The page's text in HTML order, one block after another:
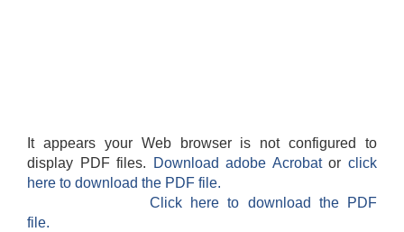
It appears your Web browser is not configured to
display PDF files.
Download adobe Acrobatorclick
here to download the PDF file.
Click here to download the PDF
file.